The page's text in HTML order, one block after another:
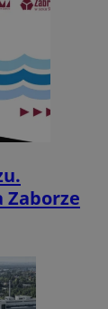
Zaborze